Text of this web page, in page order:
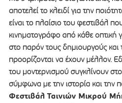
αποτελεί το κλειδί για την
είναι το πλαίσιο του φεστιβάλ
κινηματογράφο από κάθε οπτική
στο παρόν τους δημιουργούς και
προορίζονται να έχουν μέλλον.
του μοντερνισμού συγκλίνουν
σύμφωνα με την ιστορία και την
Φεστιβάλ Ταινιών Μικρού